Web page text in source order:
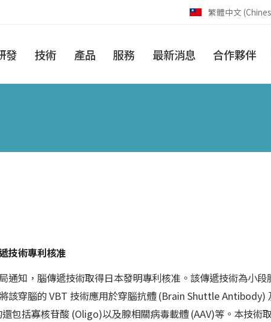
繁體中文
發 技術 產品 服務 最新消息 合作夥伴
技術專利核准
通知，腦傳遞技術取得日本發明專利核准。該傳遞技術為小
該穿腦的 VBT 技術應用於穿腦抗體 (Brain Shuttle Antibody)
包括寡核苷酸 (Oligo)以及腺相關病毒載體 (AAV)等。本技術